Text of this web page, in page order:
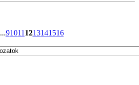
...91011 1213141516